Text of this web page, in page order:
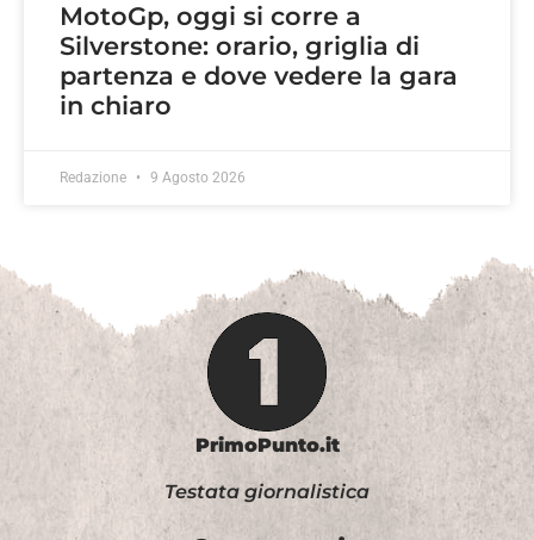
MotoGp, oggi si corre a
Silverstone: orario, griglia di
partenza e dove vedere la gara
in chiaro
Redazione 9 Agosto 2026
PrimoPunto.it
Testata giornalistica